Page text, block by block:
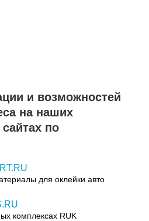
и возможностей
на наших
по
для оклейки авто
комплексах RUK